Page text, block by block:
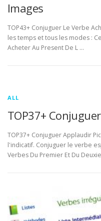
Images
TOP43+ Conjuguer Le Verbe
les temps et tous les modes :
Acheter Au Present De L …
ALL
TOP37+
TOP37+ Conjuguer Applaudir
l'indicatif. Conjuguer le verbe
Verbes Du Premier Et Du